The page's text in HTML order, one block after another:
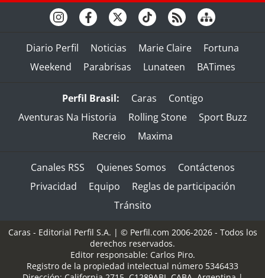
Diario Perfil Noticias Marie Claire
Fortuna
Weekend
Parabrisas Lunateen BATimes
Perfil Brasil: Caras
Contigo
Aventuras Na Historia
Rolling Stone
Sport Buzz
Recreio
Maxima
Canales RSS Quienes Somos
Contáctenos
Privacidad
Equipo
Reglas de participación
Tránsito
Caras - Editorial Perfil S.A. | © Perfil.com 2006-2026 - Todos los
derechos reservados.
Editor responsable: Carlos Piro.
Registro de la propiedad intelectual número 5346433